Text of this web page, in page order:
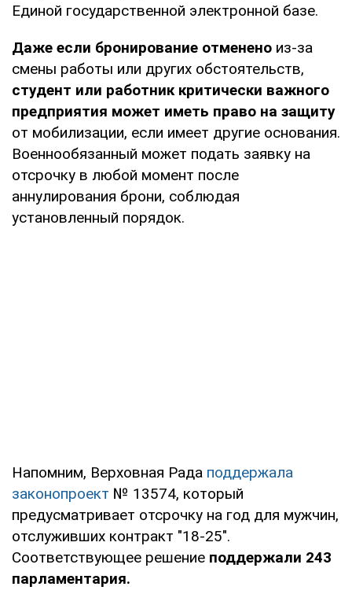
Единой государственной электронной базе.
Даже если бронирование отменено из-за
смены работы или других обстоятельств,
студент или работник критически важного
предприятия может иметь право на защиту
от мобилизации, если имеет другие основания.
Военнообязанный может подать заявку на
отсрочку в любой момент после
аннулирования брони, соблюдая
установленный порядок.
Напомним, Верховная Рада поддержала
законопроект № 13574, который
предусматривает отсрочку на год для мужчин,
отслуживших контракт "18-25".
Соответствующее решение поддержали 243
парламентария.